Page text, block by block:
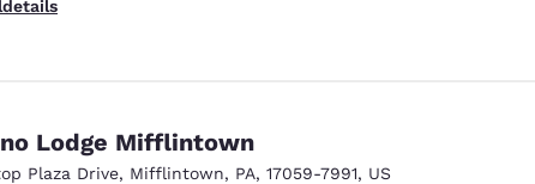
Lodge Mifflintown
Plaza Drive, Mifflintown, PA, 17059-7991, US